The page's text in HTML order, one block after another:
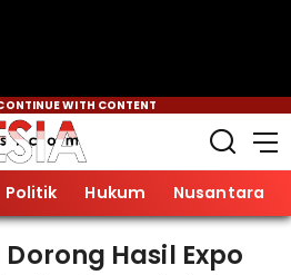
WITH CONTENT
Politik Hukum Nusantara
Dorong Hasil Expo